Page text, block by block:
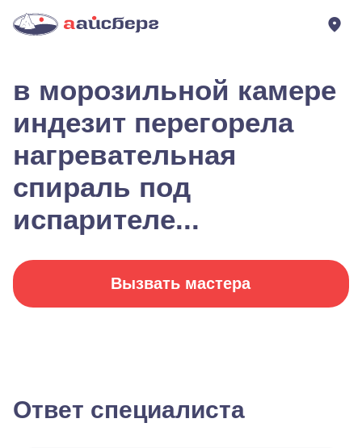
в морозильной камере
индезит перегорела
нагревательная
спираль под
испарителе...
Вызвать мастера
Ответ специалиста